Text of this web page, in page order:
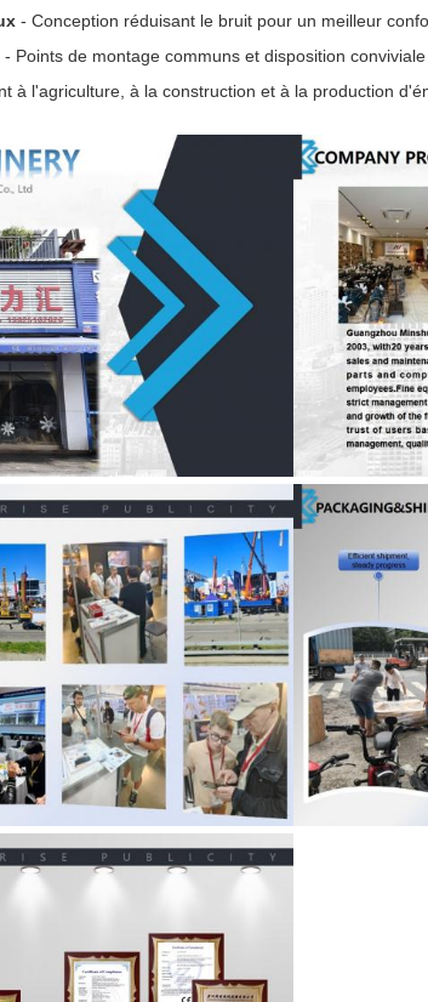
- Conception réduisant le bruit pour un meilleur
- Points de montage communs et disposition conviviale
à l'agriculture, à la construction et à la production